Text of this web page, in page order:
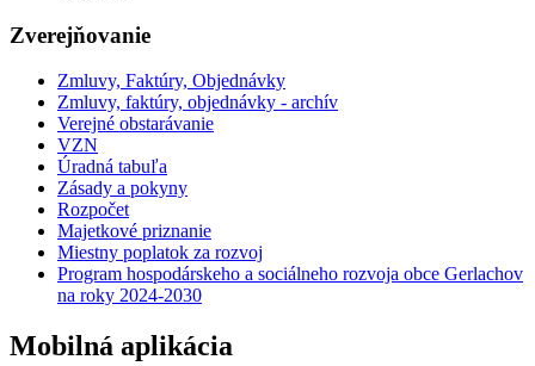
Zverejňovanie
Zmluvy, Faktúry, Objednávky
Zmluvy, faktúry, objednávky - archív
Verejné obstarávanie
VZN
Úradná tabuľa
Zásady a pokyny
Rozpočet
Majetkové priznanie
Miestny poplatok za rozvoj
Program hospodárskeho a sociálneho rozvoja obce Gerlachov
na roky 2024-2030
Mobilná aplikácia